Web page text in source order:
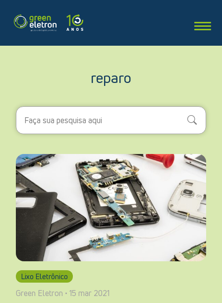
reparo
Search
Lixo Eletrônico
Green Eletron • 15 mar 2021